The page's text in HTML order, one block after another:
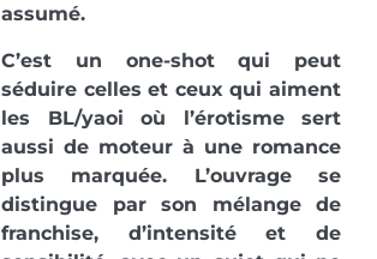
assumé.
C’est un one-shot qui peut
séduire celles et ceux qui aiment
les BL/yaoi où l’érotisme sert
aussi de moteur à une romance
plus marquée. L’ouvrage se
distingue par son mélange de
franchise, d’intensité et de